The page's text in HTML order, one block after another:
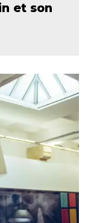
et son